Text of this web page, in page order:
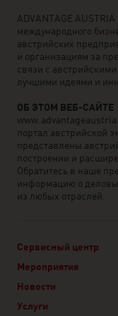
ADVANTAGE
международного
австрийских
и организациям за
связи с
лучшими идеями и
ОБ ЭТОМ ВЕБ-САЙТЕ
портал австрийской
представлены
построении и
Обратитесь в наше
информацию о
из любых отраслей.
Сервисный центр
Мероприятия
Новости
Услуги